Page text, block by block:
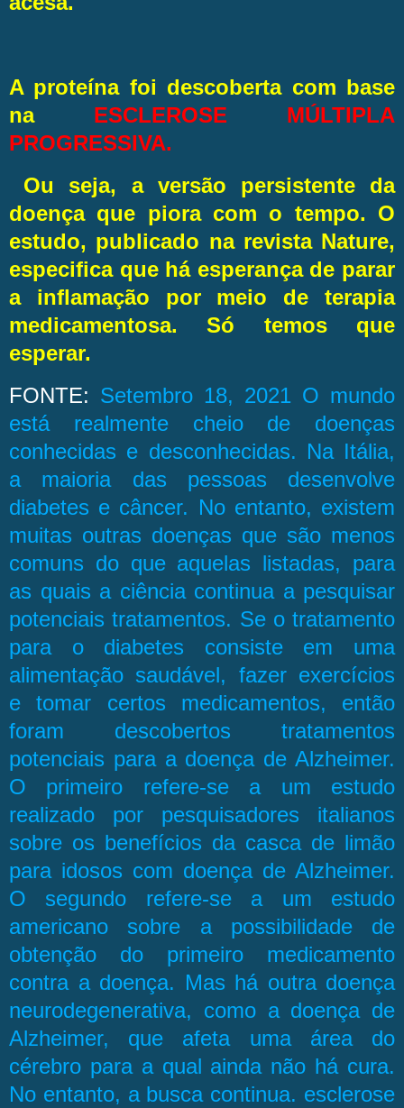
A proteína foi descoberta com base
na ESCLEROSE MÚLTIPLA
PROGRESSIVA.
Ou seja, a versão persistente da
doença que piora com o tempo. O
estudo, publicado na revista Nature,
especifica que há esperança de parar
a inflamação por meio de terapia
medicamentosa. Só temos que
esperar.
FONTE: Setembro 18, 2021 O mundo
está realmente cheio de doenças
conhecidas e desconhecidas. Na Itália,
a maioria das pessoas desenvolve
diabetes e câncer. No entanto, existem
muitas outras doenças que são menos
comuns do que aquelas listadas, para
as quais a ciência continua a pesquisar
potenciais tratamentos. Se o tratamento
para o diabetes consiste em uma
alimentação saudável, fazer exercícios
e tomar certos medicamentos, então
foram descobertos tratamentos
potenciais para a doença de Alzheimer.
O primeiro refere-se a um estudo
realizado por pesquisadores italianos
sobre os benefícios da casca de limão
para idosos com doença de Alzheimer.
O segundo refere-se a um estudo
americano sobre a possibilidade de
obtenção do primeiro medicamento
contra a doença. Mas há outra doença
neurodegenerativa, como a doença de
Alzheimer, que afeta uma área do
cérebro para a qual ainda não há cura.
No entanto, a busca continua. esclerose